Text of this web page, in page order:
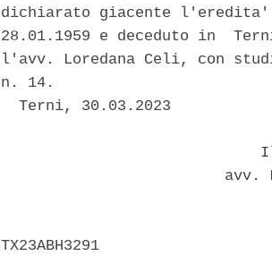
dichiarato giacente
28.01.1959 e deceduto in
l'avv. Loredana Celi, con
n. 14.
  Terni, 30.03.2023